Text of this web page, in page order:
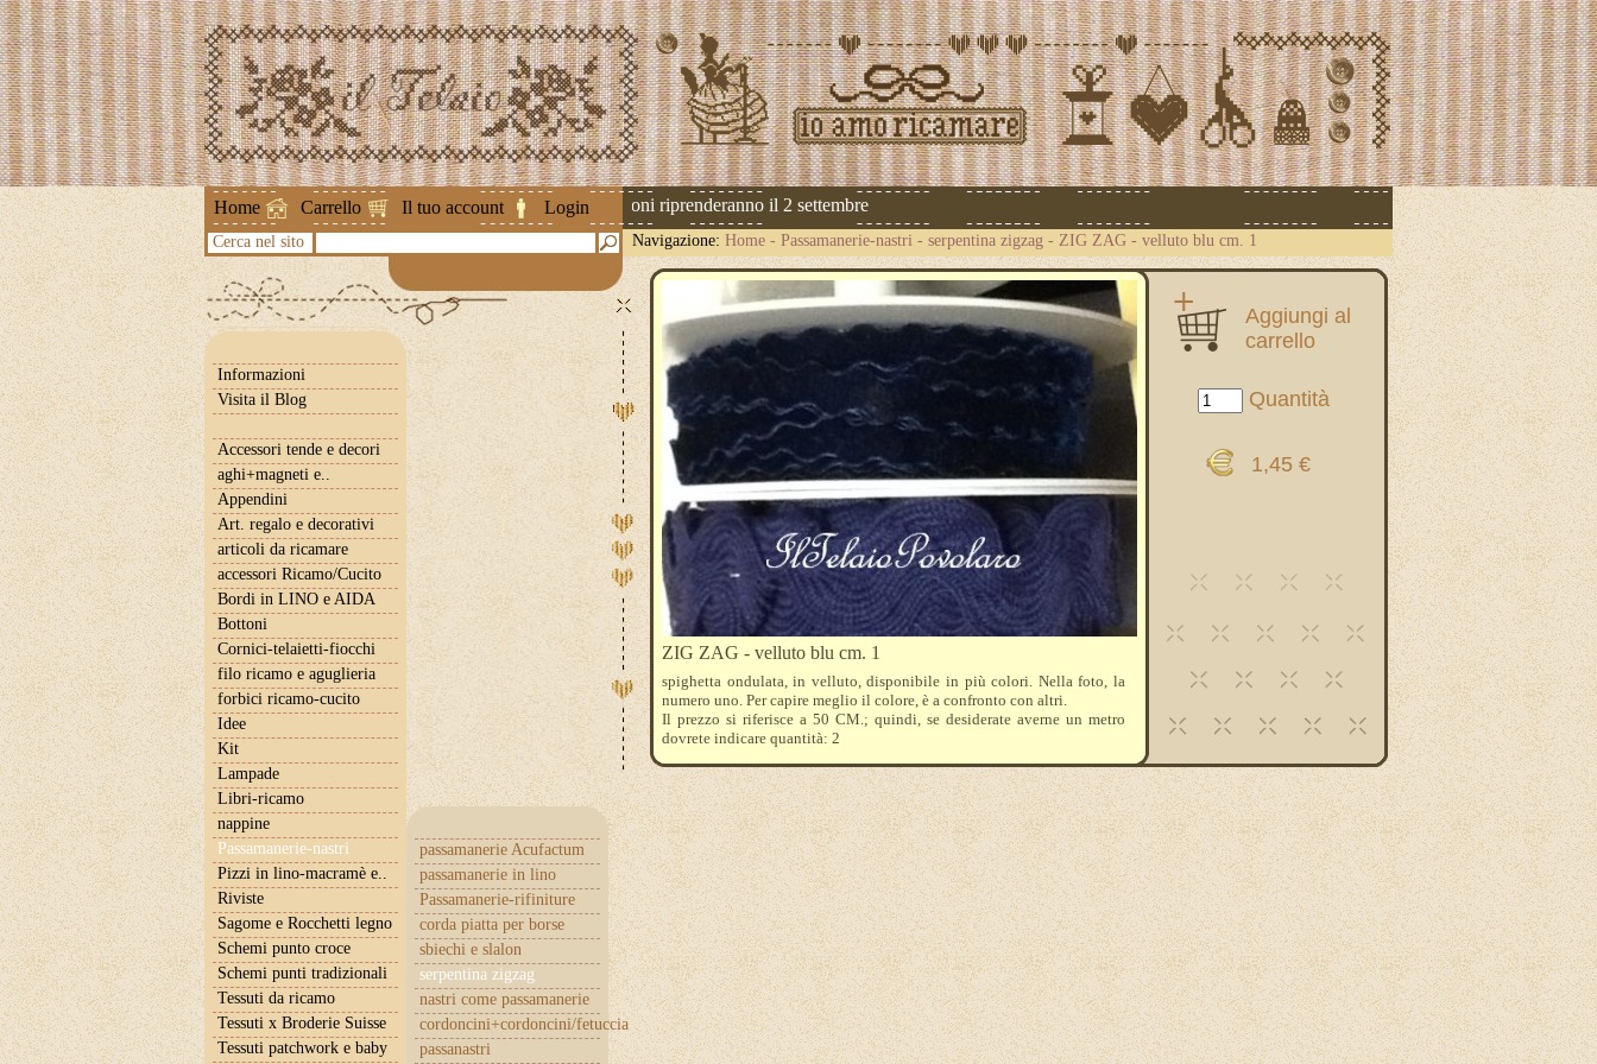
Home Carrello Il tuo account Login
Attenzione ! Le spedizioni riprenderanno il 2 settembre
Cerca nel sito Navigazione: Home - Passamanerie-nastri - serpentina zigzag - ZIG ZAG - velluto blu cm. 1
Informazioni
Visita il Blog
Accessori tende e decori
aghi+magneti e..
Appendini
Art. regalo e decorativi
articoli da ricamare
accessori Ricamo/Cucito
Bordi in LINO e AIDA
Bottoni
Cornici-telaietti-fiocchi
filo ricamo e aguglieria
forbici ricamo-cucito
Idee
Kit
Lampade
Libri-ricamo
nappine
Passamanerie-nastri
passamanerie Acufactum
passamanerie in lino
Passamanerie-rifiniture
corda piatta per borse
sbiechi e slalon
serpentina zigzag
nastri come passamanerie
cordoncini+cordoncini/fetuccia
passanastri
Pizzi in lino-macramè e..
Riviste
Sagome e Rocchetti legno
Schemi punto croce
Schemi punti tradizionali
Tessuti da ricamo
Tessuti x Broderie Suisse
Tessuti patchwork e baby
Aggiungi al
carrello
Quantità
1,45 €
ZIG ZAG - velluto blu cm. 1
spighetta ondulata, in velluto, disponibile in più colori. Nella foto, la
numero uno. Per capire meglio il colore, è a confronto con altri.
Il prezzo si riferisce a 50 CM.; quindi, se desiderate averne un metro
dovrete indicare quantità: 2